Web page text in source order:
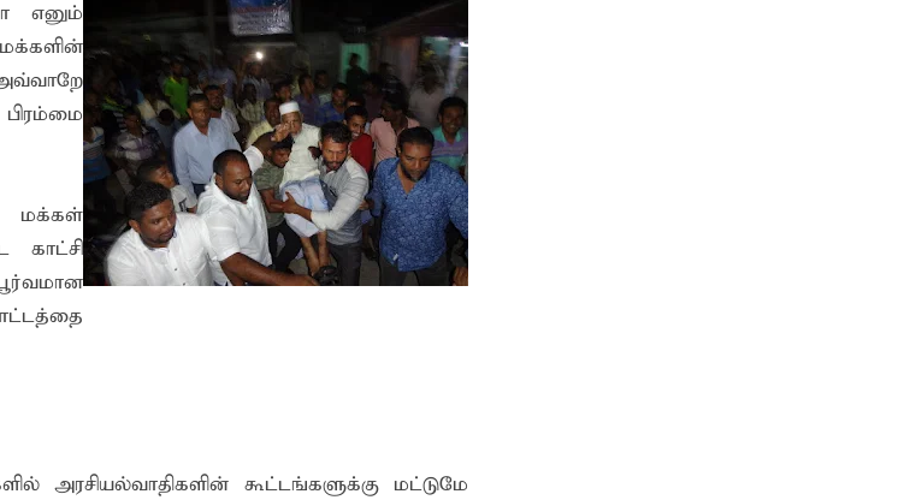
எனும்
மக்கள்
காட்சி
அரசியல்வாதிகளின் கூட்டங்களுக்கு மட்டுமே